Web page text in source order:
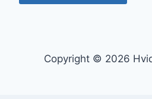
Copyright © 2026